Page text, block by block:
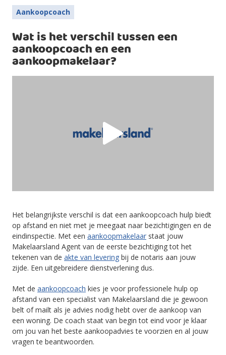
Aankoopcoach
Wat is het verschil tussen een
aankoopcoach en een
aankoopmakelaar?
Het belangrijkste verschil is dat een aankoopcoach hulp biedt
op afstand en niet met je meegaat naar bezichtigingen en de
eindinspectie. Met een aankoopmakelaar staat jouw
Makelaarsland Agent van de eerste bezichtiging tot het
tekenen van de akte van levering bij de notaris aan jouw
zijde. Een uitgebreidere dienstverlening dus.
Met de aankoopcoach kies je voor professionele hulp op
afstand van een specialist van Makelaarsland die je gewoon
belt of mailt als je advies nodig hebt over de aankoop van
een woning. De coach staat van begin tot eind voor je klaar
om jou van het beste aankoopadvies te voorzien en al jouw
vragen te beantwoorden.